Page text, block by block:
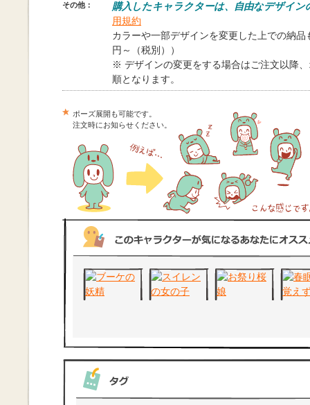
その他：
購入したキャラクターは、自由なデザイン
用規約
カラーや一部デザインを変更した上での納
円～（税別））
※ デザインの変更をする場合はご注文以降
順となります。
ポーズ展開も可能です。
注文時にお知らせください。